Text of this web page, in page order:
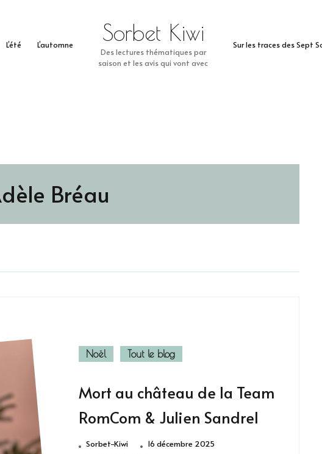
L’été L’automne Sur les traces des Sept
Sorbet Kiwi
Des lectures thématiques par
saison et les avis qui vont avec
Bréau
Noël Tout le blog
Mort au château de la Team
RomCom & Julien Sandrel
Sorbet-Kiwi
16 décembre 2025